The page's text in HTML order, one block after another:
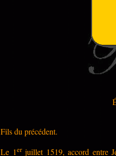
Fils du précédent.
Le 1erjuillet 1519, accord entre